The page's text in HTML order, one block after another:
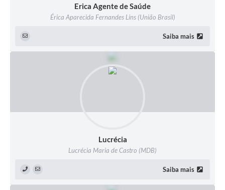
Erica Agente de Saúde
Érica Aparecida Fernandes Lins (União Brasil)
Saiba mais
Lucrécia
Lucrécia Maria de Castro (MDB)
Saiba mais